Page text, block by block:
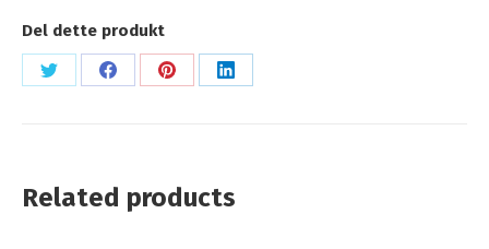
Del dette produkt
Share Share Share Share
Related products